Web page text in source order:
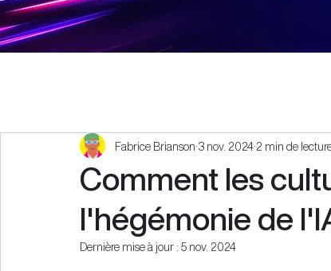
Comment les
l'hégémonie de
Fabrice Brianson 3 nov. 20242 min de
Dernière mise à jour :5 nov. 2024